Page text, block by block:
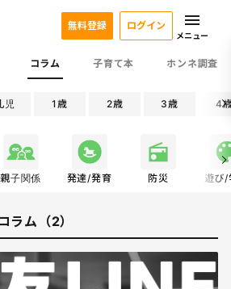
コラム 子育て本 ホンネ調査
無料登録 ログイン
メニュー
児 1歳 2歳 3歳 4
親子関係 発達/発育 防災 遊び/
ラム（2）